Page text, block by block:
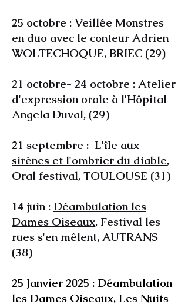
25 octobre : Veillée Monstres
en duo avec le conteur Adrien
WOLTECHOQUE, BRIEC (29)
21 octobre- 24 octobre : Atelier
d'expression orale à l'Hôpital
Angela Duval, (29)
21 septembre : L'île aux
sirènes et l'ombrier du diable,
Oral festival, TOULOUSE (31)
14 juin : Déambulation les
Dames Oiseaux, Festival les
rues s'en mêlent, AUTRANS
(38)
25 Janvier 2025 : Déambulation
les Dames Oiseaux, Les Nuits